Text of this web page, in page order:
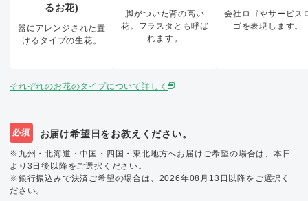
るお花)
器にアレンジされた置
けるタイプの生花。
脚がついた背の高い
花。フラスタとも呼ば
れます。
会社ロゴやサービス
ゴを表現します。
それぞれのお花のタイプについて詳しく
必須 お届け希望日をお教えください。
※九州・北海道・中国・四国・東北地方へお届けご希望の場合は、本日
より3日後以降をご選択ください。
※銀行振込みで決済ご希望の場合は、2026年08月13日以降をご選択く
ださい。